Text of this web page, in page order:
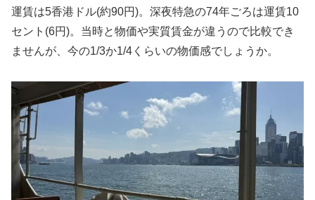
運賃は5香港ドル(約90円)。深夜特急の74年ごろは運賃10
セント(6円)。当時と物価や実質賃金が違うので比較でき
ませんが、今の1/3か1/4くらいの物価感でしょうか。